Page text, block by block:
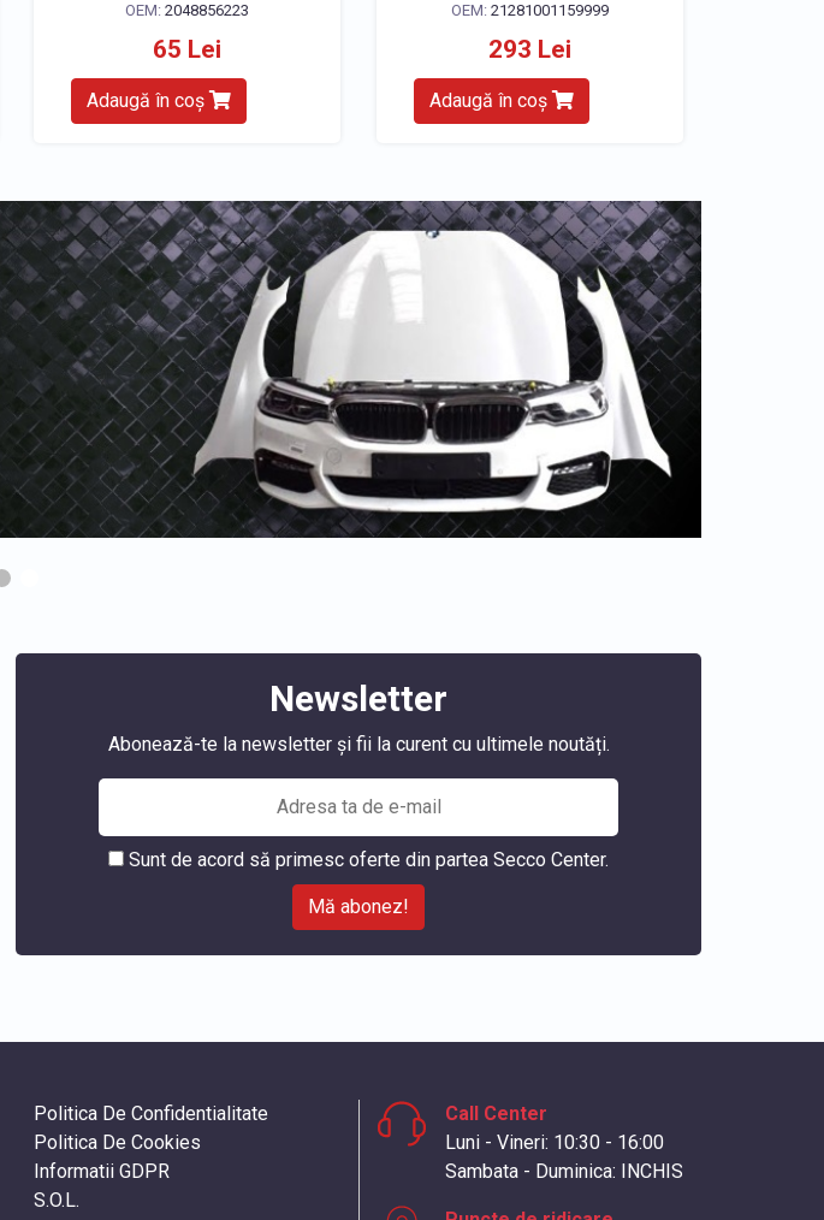
OEM: 2048856223
65 Lei
Adaugă în coș
OEM: 21281001159999
293 Lei
Adaugă în coș
Newsletter
Abonează-te la newsletter și fii la curent cu ultimele noutăți.
Sunt de acord să primesc oferte din partea Secco Center.
Mă abonez!
Politica De Confidentialitate
Politica De Cookies
Informatii GDPR
S.O.L.
Call Center
Luni - Vineri: 10:30 - 16:00
Sambata - Duminica: INCHIS